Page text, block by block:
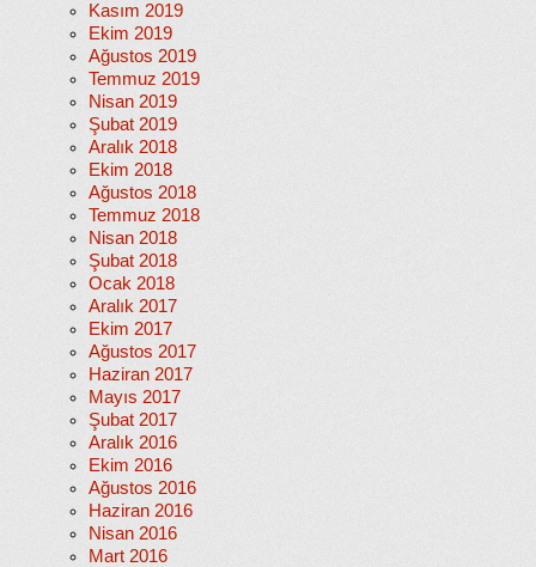
Kasım 2019
Ekim 2019
Ağustos 2019
Temmuz 2019
Nisan 2019
Şubat 2019
Aralık 2018
Ekim 2018
Ağustos 2018
Temmuz 2018
Nisan 2018
Şubat 2018
Ocak 2018
Aralık 2017
Ekim 2017
Ağustos 2017
Haziran 2017
Mayıs 2017
Şubat 2017
Aralık 2016
Ekim 2016
Ağustos 2016
Haziran 2016
Nisan 2016
Mart 2016